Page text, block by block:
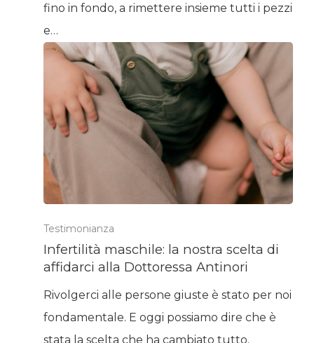
fino in fondo, a rimettere insieme tutti i pezzi
e…
Testimonianza
Infertilità maschile: la nostra scelta di
affidarci alla Dottoressa Antinori
Rivolgerci alle persone giuste è stato per noi
fondamentale. E oggi possiamo dire che è
stata la scelta che ha cambiato tutto.